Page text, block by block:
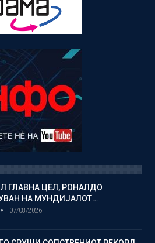
ГЛАВНА ЦЕЛ, РОНАЛДО
НА МУНДИЈАЛОТ…
07/08/2026